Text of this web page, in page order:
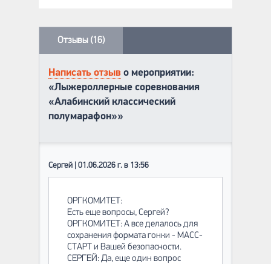
Отзывы (16)
Написать отзыв о мероприятии:
«Лыжероллерные соревнования
«Алабинский классический
полумарафон»»
Сергей | 01.06.2026 г. в 13:56
ОРГКОМИТЕТ:
Есть еще вопросы, Сергей?
ОРГКОМИТЕТ: А все делалось для
сохранения формата гонки - МАСС-
СТАРТ и Вашей безопасности.
СЕРГЕЙ: Да, еще один вопрос